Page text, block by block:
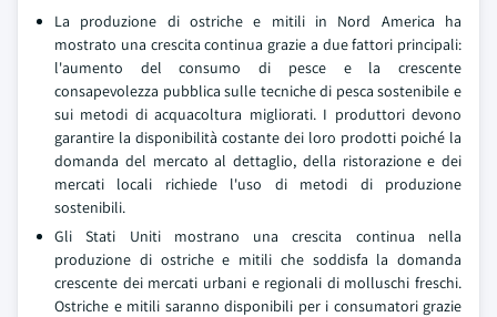
La produzione di ostriche e mitili in Nord America ha
mostrato una crescita continua grazie a due fattori principali:
l'aumento del consumo di pesce e la crescente
consapevolezza pubblica sulle tecniche di pesca sostenibile e
sui metodi di acquacoltura migliorati. I produttori devono
garantire la disponibilità costante dei loro prodotti poiché la
domanda del mercato al dettaglio, della ristorazione e dei
mercati locali richiede l'uso di metodi di produzione
sostenibili.
Gli Stati Uniti mostrano una crescita continua nella
produzione di ostriche e mitili che soddisfa la domanda
crescente dei mercati urbani e regionali di molluschi freschi.
Ostriche e mitili saranno disponibili per i consumatori grazie